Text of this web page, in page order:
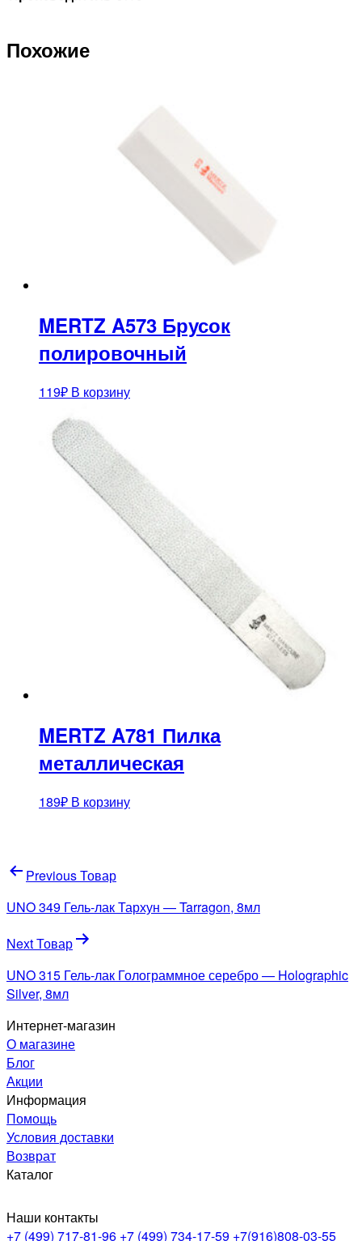
Похожие
MERTZ A573 Брусок
полировочный
119₽ В корзину
MERTZ A781 Пилка
металлическая
189₽ В корзину
Навигация
по
записям
Previous Товар
UNO 349 Гель-лак Тархун — Tarragon, 8мл
Next Товар
UNO 315 Гель-лак Голограммное серебро — Holographic
Silver, 8мл
Интернет-магазин
О магазине
Блог
Акции
Информация
Помощь
Условия доставки
Возврат
Каталог
Наши контакты
+7 (499) 717-81-96 +7 (499) 734-17-59 +7(916)808-03-55